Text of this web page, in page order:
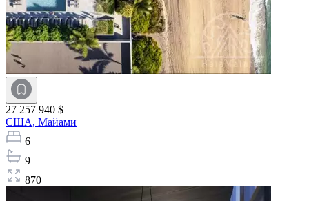
27 257 940 $
США, Майами
6
9
870